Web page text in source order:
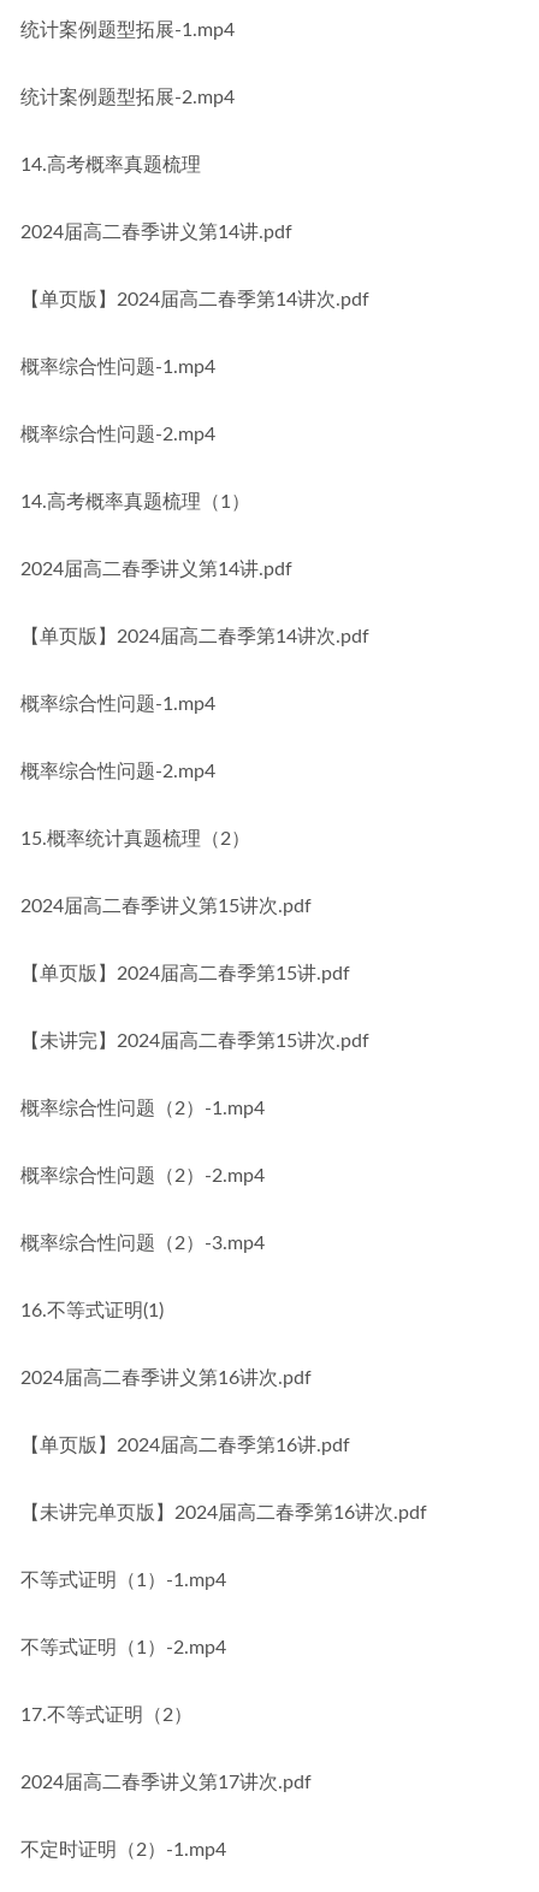
统计案例题型拓展-1.mp4
统计案例题型拓展-2.mp4
14.高考概率真题梳理
2024届高二春季讲义第14讲.pdf
【单页版】2024届高二春季第14讲次.pdf
概率综合性问题-1.mp4
概率综合性问题-2.mp4
14.高考概率真题梳理（1）
2024届高二春季讲义第14讲.pdf
【单页版】2024届高二春季第14讲次.pdf
概率综合性问题-1.mp4
概率综合性问题-2.mp4
15.概率统计真题梳理（2）
2024届高二春季讲义第15讲次.pdf
【单页版】2024届高二春季第15讲.pdf
【未讲完】2024届高二春季第15讲次.pdf
概率综合性问题（2）-1.mp4
概率综合性问题（2）-2.mp4
概率综合性问题（2）-3.mp4
16.不等式证明(1)
2024届高二春季讲义第16讲次.pdf
【单页版】2024届高二春季第16讲.pdf
【未讲完单页版】2024届高二春季第16讲次.pdf
不等式证明（1）-1.mp4
不等式证明（1）-2.mp4
17.不等式证明（2）
2024届高二春季讲义第17讲次.pdf
不定时证明（2）-1.mp4